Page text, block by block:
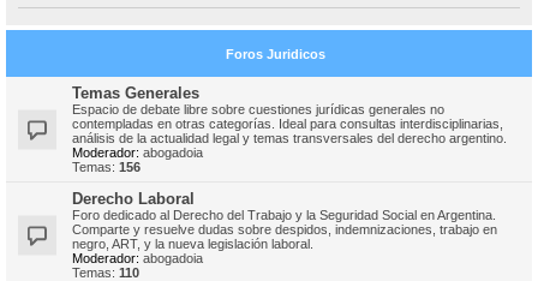
Foros Juridicos
Temas Generales
Espacio de debate libre sobre cuestiones jurídicas generales no
contempladas en otras categorías. Ideal para consultas interdisciplinarias,
análisis de la actualidad legal y temas transversales del derecho argentino.
Moderador: abogadoia
Temas: 156
Derecho Laboral
Foro dedicado al Derecho del Trabajo y la Seguridad Social en Argentina.
Comparte y resuelve dudas sobre despidos, indemnizaciones, trabajo en
negro, ART, y la nueva legislación laboral.
Moderador: abogadoia
Temas: 110